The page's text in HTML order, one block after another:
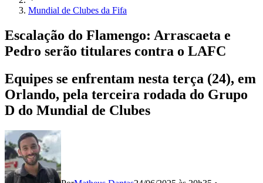
Mundial de Clubes da Fifa
Escalação do Flamengo: Arrascaeta e
Pedro serão titulares contra o LAFC
Equipes se enfrentam nesta terça (24), em
Orlando, pela terceira rodada do Grupo
D do Mundial de Clubes